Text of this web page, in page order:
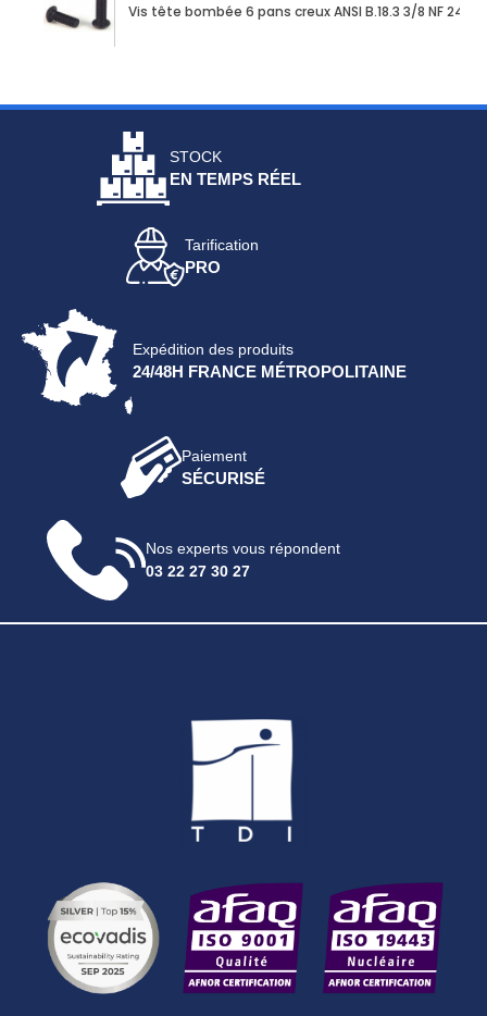
Vis tête bombée 6 pans creux ANSI B.18.3 3/8 NF 24
STOCK
EN TEMPS RÉEL
Tarification
PRO
Expédition des produits
24/48H FRANCE MÉTROPOLITAINE
Paiement
SÉCURISÉ
Nos experts vous répondent
03 22 27 30 27